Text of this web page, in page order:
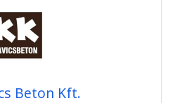
Beton Kft.